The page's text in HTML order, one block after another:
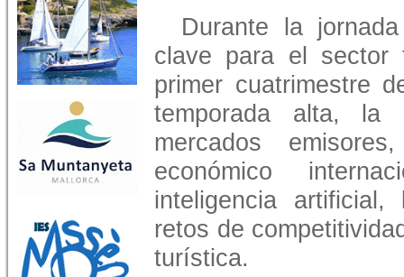
Durante la
clave para el sector
primer cuatrimestre
temporada alta, la
mercados
económico
inteligencia
retos de
turística.